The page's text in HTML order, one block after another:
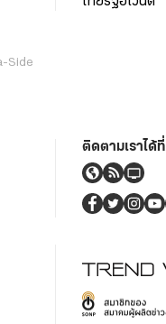
Side
ติดตามเราได้ที่